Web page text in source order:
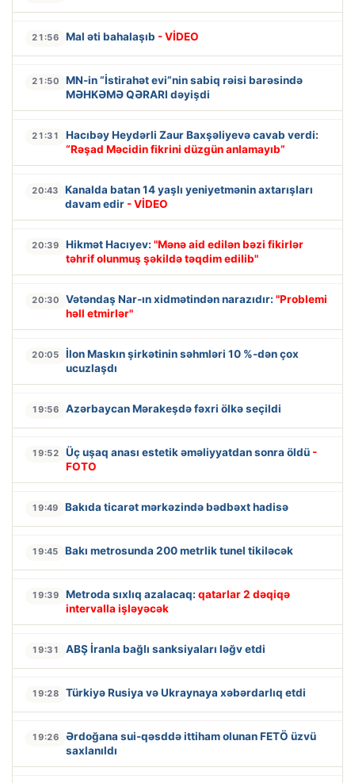
21:56 Mal əti bahalaşıb - VİDEO
21:50
MN-in “İstirahət evi”nin sabiq rəisi barəsində
MƏHKƏMƏ QƏRARI dəyişdi
21:31
Hacıbəy Heydərli Zaur Baxşəliyevə cavab verdi:
“Rəşad Məcidin fikrini düzgün anlamayıb”
20:43
Kanalda batan 14 yaşlı yeniyetmənin axtarışları
davam edir - VİDEO
20:39 Hikmət Hacıyev: "Mənə aid edilən bəzi fikirlər
təhrif olunmuş şəkildə təqdim edilib"
20:30 Vətəndaş Nar-ın xidmətindən narazıdır: "Problemi
həll etmirlər"
20:05
İlon Maskın şirkətinin səhmləri 10 %-dən çox
ucuzlaşdı
19:56 Azərbaycan Mərakeşdə fəxri ölkə seçildi
19:52 Üç uşaq anası estetik əməliyyatdan sonra öldü -
FOTO
19:49 Bakıda ticarət mərkəzində bədbəxt hadisə
19:45 Bakı metrosunda 200 metrlik tunel tikiləcək
19:39 Metroda sıxlıq azalacaq: qatarlar 2 dəqiqə
intervalla işləyəcək
19:31 ABŞ İranla bağlı sanksiyaları ləğv etdi
19:28 Türkiyə Rusiya və Ukraynaya xəbərdarlıq etdi
19:26
Ərdoğana sui-qəsddə ittiham olunan FETÖ üzvü
saxlanıldı